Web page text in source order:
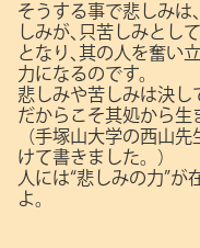
そうする事で悲しみは
しみが､只苦しみとし
となり､其の人を奮い立
力になるのです。
悲しみや苦しみは決し
だからこそ其処から生
（手塚山大学の西山
けて書きました。）
人には“悲しみの力”が
よ。